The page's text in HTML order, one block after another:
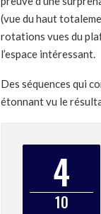
(vue du haut
rotations vues du
l’espace intéressant.
Des séquences qui
étonnant vu le
4
10